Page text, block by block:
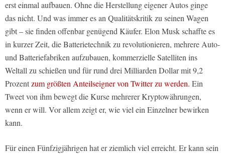
erst einmal aufbauen. Ohne die Herstellung eigener Autos ginge
das nicht. Und was immer es an Qualitätskritik zu seinen Wagen
gibt – sie finden offenbar genügend Käufer. Elon Musk schaffte es
in kurzer Zeit, die Batterietechnik zu revolutionieren, mehrere Auto-
und Batteriefabriken aufzubauen, kommerzielle Satelliten ins
Weltall zu schießen und für rund drei Milliarden Dollar mit 9,2
Prozentzum größten Anteilseigner von Twitter zu werden. Ein
Tweet von ihm bewegt die Kurse mehrerer Kryptowährungen,
wenn er will. Vor allem zeigt er, wie viel ein Einzelner bewirken
kann.
Für einen Fünfzigjährigen hat er ziemlich viel erreicht. Er kann sein